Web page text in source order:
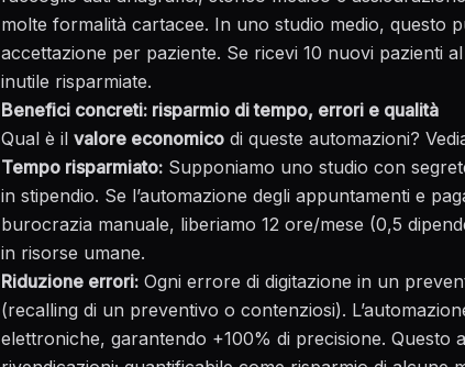
molte formalità cartacee. In uno studio medio, questo
accettazione per paziente. Se ricevi 10 nuovi pazienti
inutile risparmiate.
Benefici concreti: risparmio di tempo, errori e qualità
Qual è il valore economico di queste automazioni?
Tempo risparmiato: Supponiamo uno studio con
in stipendio. Se l’automazione degli appuntamenti e
burocrazia manuale, liberiamo 12 ore/mese (0,5
in risorse umane.
Riduzione errori: Ogni errore di digitazione in un
(recalling di un preventivo o contenziosi).
elettroniche, garantendo +100% di precisione. Questo